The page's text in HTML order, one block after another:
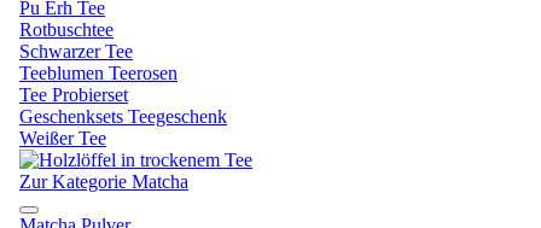
Pu Erh Tee
Rotbuschtee
Schwarzer Tee
Teeblumen Teerosen
Tee Probierset
Geschenksets Teegeschenk
Weißer Tee
Zur Kategorie Matcha